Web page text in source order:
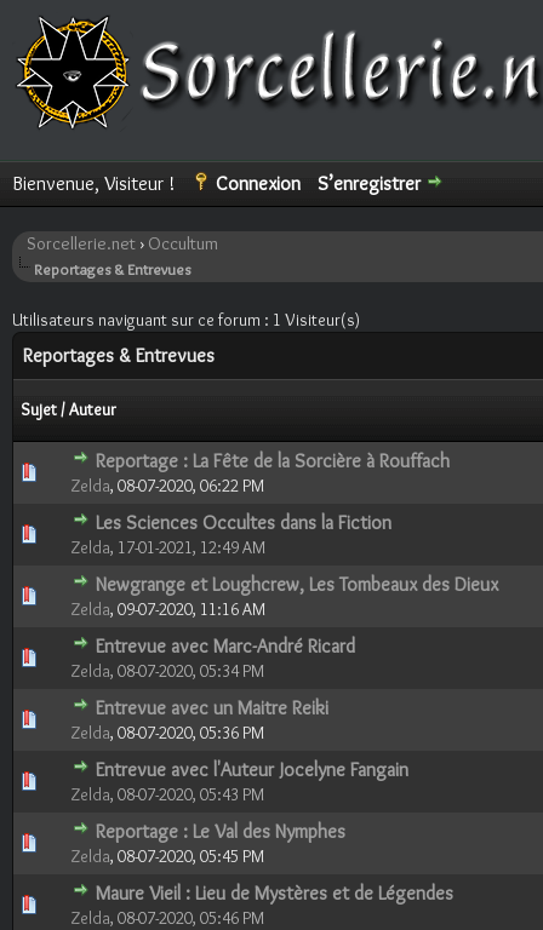
Bienvenue, Visiteur ! Connexion S’enregistrer
Sorcellerie.net › Occultum
Reportages & Entrevues
Utilisateurs naviguant sur ce forum : 1 Visiteur(s)
Reportages & Entrevues
Sujet/Auteur
Reportage : La Fête de la Sorcière à Rouffach
Zelda, 08-07-2020, 06:22 PM
0 Votes - 0 sur 5 en moyenne
123 45
Les Sciences Occultes dans la Fiction
Zelda, 17-01-2021, 12:49 AM
0 Votes - 0 sur 5 en moyenne
123 45
Newgrange et Loughcrew, Les Tombeaux des Dieux
Zelda, 09-07-2020, 11:16 AM
1 Votes - 5 sur 5 en moyenne
12345
Entrevue avec Marc-André Ricard
Zelda, 08-07-2020, 05:34 PM
0 Votes - 0 sur 5 en moyenne
12345
Entrevue avec un Maitre Reiki
Zelda, 08-07-2020, 05:36 PM
1 Votes - 1 sur 5 en moyenne
1234 5
Entrevue avec l'Auteur Jocelyne Fangain
Zelda, 08-07-2020, 05:43 PM
0 Votes - 0 sur 5 en moyenne
123 45
Reportage : Le Val des Nymphes
Zelda, 08-07-2020, 05:45 PM
0 Votes - 0 sur 5 en moyenne
12345
Maure Vieil : Lieu de Mystères et de Légendes
Zelda, 08-07-2020, 05:46 PM
0 Votes - 0 sur 5 en moyenne
12345